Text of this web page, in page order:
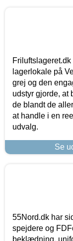
lagerlokale på
grej og den
udstyr gjorde, at
de blandt de
at handle i en
udvalg.
Se
55Nord.dk har
spejdere og
beklædning,